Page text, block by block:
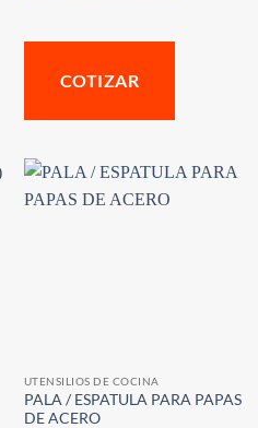
COTIZAR
UTENSILIOS DE COCINA
PALA / ESPATULA PARA PAPAS
DE ACERO